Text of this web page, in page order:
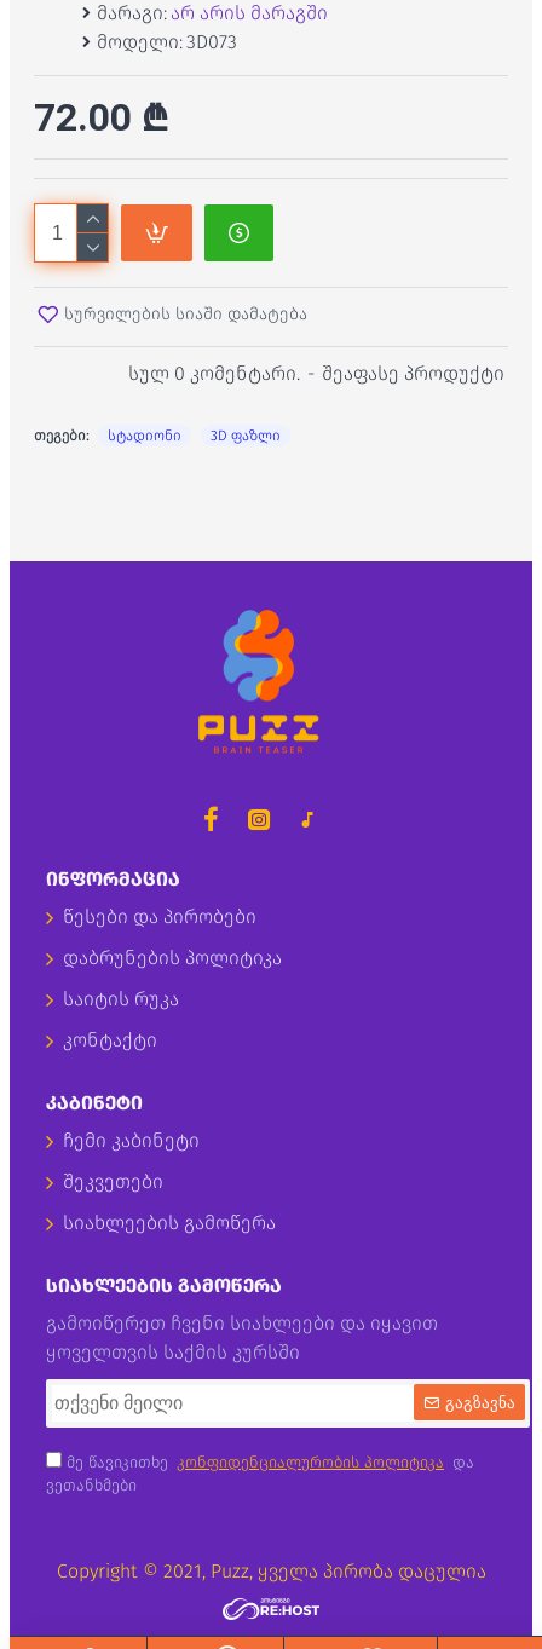
მარაგი: არ არის მარაგში
მოდელი:3D073
სულ 0 კომენტარი. - შეაფასე პროდუქტი
72.00 ₾
სურვილების სიაში დამატება
თეგები: სტადიონი 3D ფაზლი
ᲘᲜᲤᲝᲠᲛᲐᲪᲘᲐ
წესები და პირობები
დაბრუნების პოლიტიკა
საიტის რუკა
კონტაქტი
ᲙᲐᲑᲘᲜᲔᲢᲘ
ჩემი კაბინეტი
შეკვეთები
სიახლეების გამოწერა
ᲡᲘᲐᲮᲚᲔᲔᲑᲘᲡ ᲒᲐᲛᲝᲬᲔᲠᲐ
გამოიწერეთ ჩვენი სიახლეები და იყავით
ყოველთვის საქმის კურსში
გაგზავნა
მე წავიკითხე კონფიდენციალურობის პოლიტიკა და
ვეთანხმები
Copyright © 2021, Puzz, ყველა პირობა დაცულია